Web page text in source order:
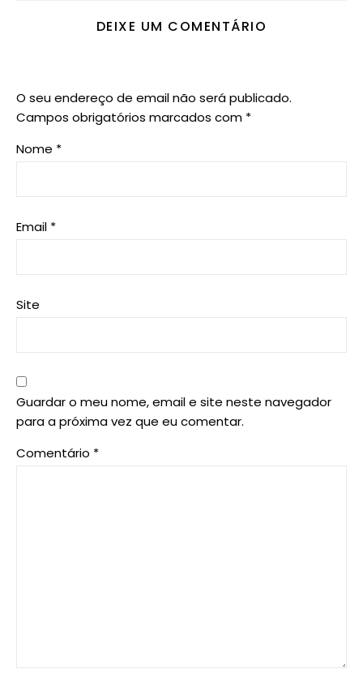
DEIXE UM COMENTÁRIO
O seu endereço de email não será publicado.
Campos obrigatórios marcados com *
Nome *
Email *
Site
Guardar o meu nome, email e site neste navegador
para a próxima vez que eu comentar.
Comentário *